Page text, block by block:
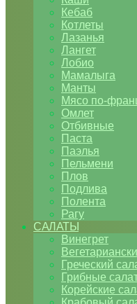
Кебаб
Котлеты
Лазанья
Лангет
Лобио
Мамалыга
Манты
Мясо по-
Омлет
Отбивные
Паста
Паэлья
Пельмени
Плов
Подлива
Полента
Рагу
САЛАТЫ
Винегрет
Греческий
Грибные
Корейские